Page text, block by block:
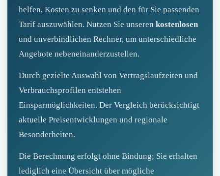
helfen, Kosten zu senken und den für Sie passenden
Tarif auszuwählen. Nutzen Sie unseren kostenlosen
und unverbindlichen Rechner, um unterschiedliche
Angebote nebeneinanderzustellen.
Durch gezielte Auswahl von Vertragslaufzeiten und
Verbrauchsprofilen entstehen
Einsparmöglichkeiten. Der Vergleich berücksichtigt
aktuelle Preisentwicklungen und regionale
Besonderheiten.
Die Berechnung erfolgt ohne Bindung; Sie erhalten
lediglich eine Übersicht über mögliche